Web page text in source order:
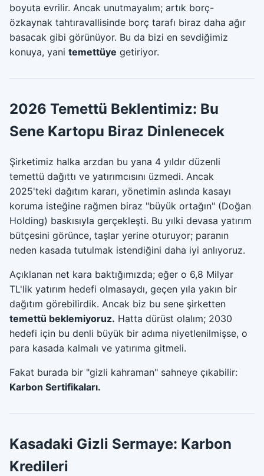
boyuta evrilir. Ancak unutmayalım; artık borç-
özkaynak tahtıravallisinde borç tarafı biraz daha ağır
basacak gibi görünüyor. Bu da bizi en sevdiğimiz
konuya, yani temettüye getiriyor.
2026 Temettü Beklentimiz: Bu
Sene Kartopu Biraz Dinlenecek
Şirketimiz halka arzdan bu yana 4 yıldır düzenli
temettü dağıttı ve yatırımcısını üzmedi. Ancak
2025'teki dağıtım kararı, yönetimin aslında kasayı
koruma isteğine rağmen biraz "büyük ortağın" (Doğan
Holding) baskısıyla gerçekleşti. Bu yılki devasa yatırım
bütçesini görünce, taşlar yerine oturuyor; paranın
neden kasada tutulmak istendiğini daha iyi anlıyoruz.
Açıklanan net kara baktığımızda; eğer o 6,8 Milyar
TL'lik yatırım hedefi olmasaydı, geçen yıla yakın bir
dağıtım görebilirdik. Ancak biz bu sene şirketten
temettü beklemiyoruz. Hatta dürüst olalım; 2030
hedefi için bu denli büyük bir adıma niyetlenilmişse, o
para kasada kalmalı ve yatırıma gitmeli.
Fakat burada bir "gizli kahraman" sahneye çıkabilir:
Karbon Sertifikaları.
Kasadaki Gizli Sermaye: Karbon
Kredileri